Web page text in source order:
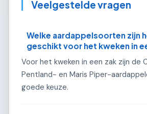
Veelgestelde vragen
Welke aardappelsoorten zijn
geschikt voor het kweken in
Voor het kweken in een zak zijn de
Pentland- en Maris Piper-
goede keuze.